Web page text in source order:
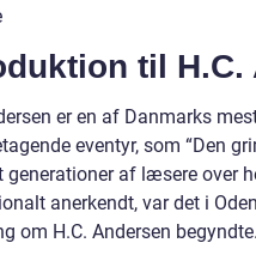
til H.C.
er en af Danmarks
eventyr, som “Den
generationer af læsere over
anerkendt, var det i
om H.C. Andersen begyndte.